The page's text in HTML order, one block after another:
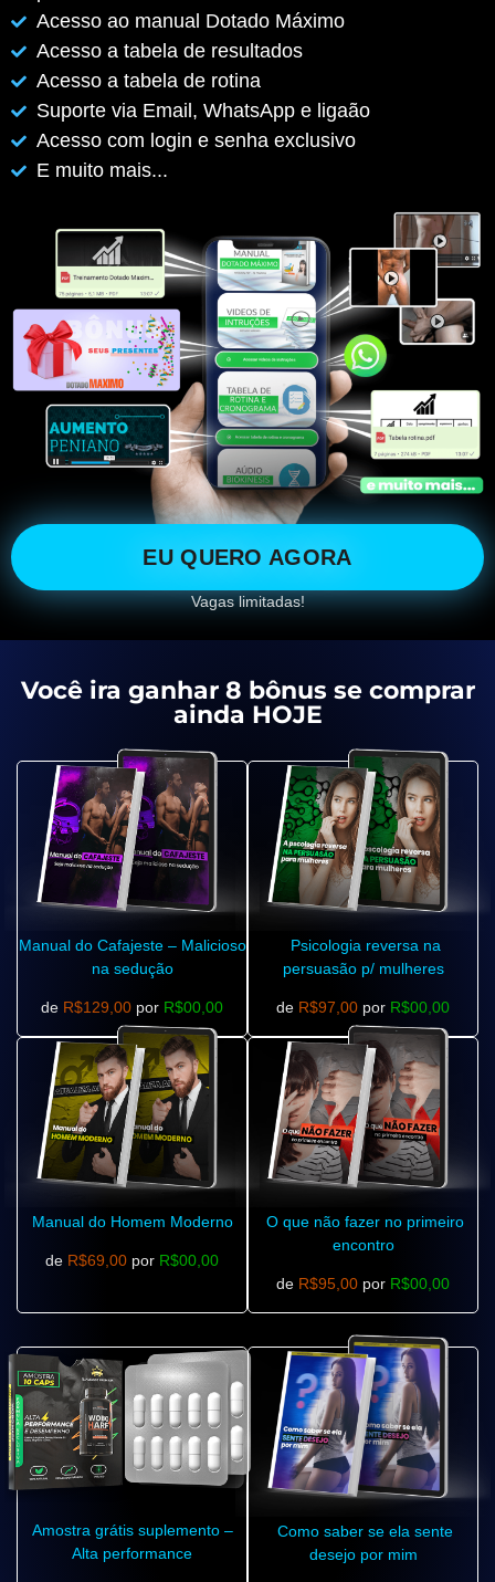
Acesso ao manual Dotado Máximo
Acesso a tabela de resultados
Acesso a tabela de rotina
Suporte via Email, WhatsApp e ligaão
Acesso com login e senha exclusivo
E muito mais...
EU QUERO AGORA
Vagas limitadas!
Você ira ganhar 8 bônus se comprar
ainda HOJE
Manual do Cafajeste – Malicioso
na sedução
de R$129,00 por R$00,00
Psicologia reversa na
persuasão p/ mulheres
de R$97,00 por R$00,00
Manual do Homem Moderno
de R$69,00 por R$00,00
O que não fazer no primeiro
encontro
de R$95,00 por R$00,00
Amostra grátis suplemento –
Alta performance
Como saber se ela sente
desejo por mim